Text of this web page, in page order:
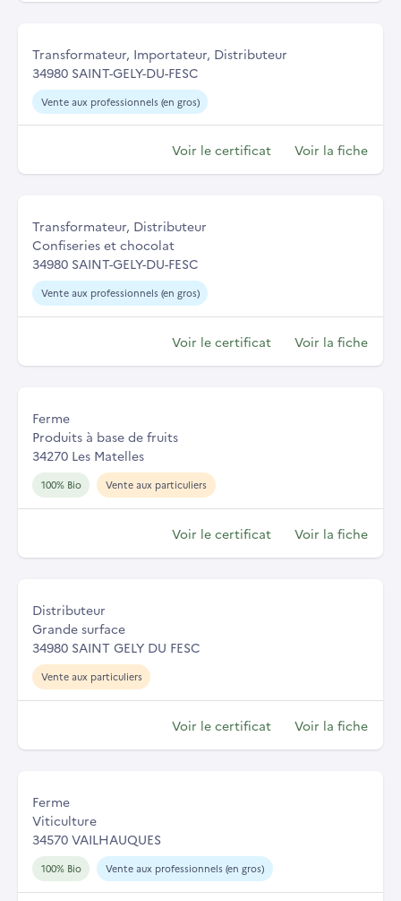
Transformateur, Importateur, Distributeur
34980 SAINT-GELY-DU-FESC
Vente aux professionnels (en gros)
Voir le certificat Voir la fiche
Transformateur, Distributeur
Confiseries et chocolat
34980 SAINT-GELY-DU-FESC
Vente aux professionnels (en gros)
Voir le certificat Voir la fiche
Ferme
Produits à base de fruits
34270 Les Matelles
100% Bio Vente aux particuliers
Voir le certificat Voir la fiche
Distributeur
Grande surface
34980 SAINT GELY DU FESC
Vente aux particuliers
Voir le certificat Voir la fiche
Ferme
Viticulture
34570 VAILHAUQUES
100% Bio Vente aux professionnels (en gros)